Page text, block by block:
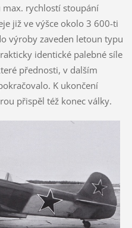
rychlostí stoupání
již ve výšce okolo 3 600-ti
výroby zaveden letoun typu
identické palebné síle
přednosti, v dalším
K ukončení
přispěl též konec války.